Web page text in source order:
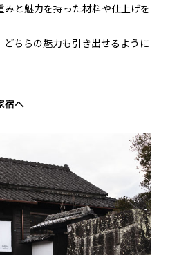
と魅力を持った材料や仕上げを
ちらの魅力も引き出せるように
宿へ